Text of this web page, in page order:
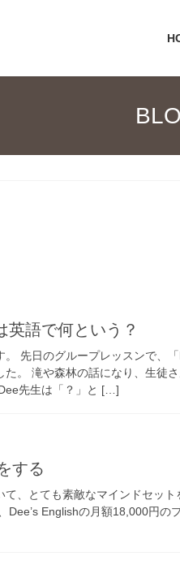
英語で何という？
。 先日のグループレッスンで、
た。 滝や森林の話になり、生徒
先生は「？」と […]
する
て、とても素敵なマインドセッ
Dee’s Englishの月額18,000円の